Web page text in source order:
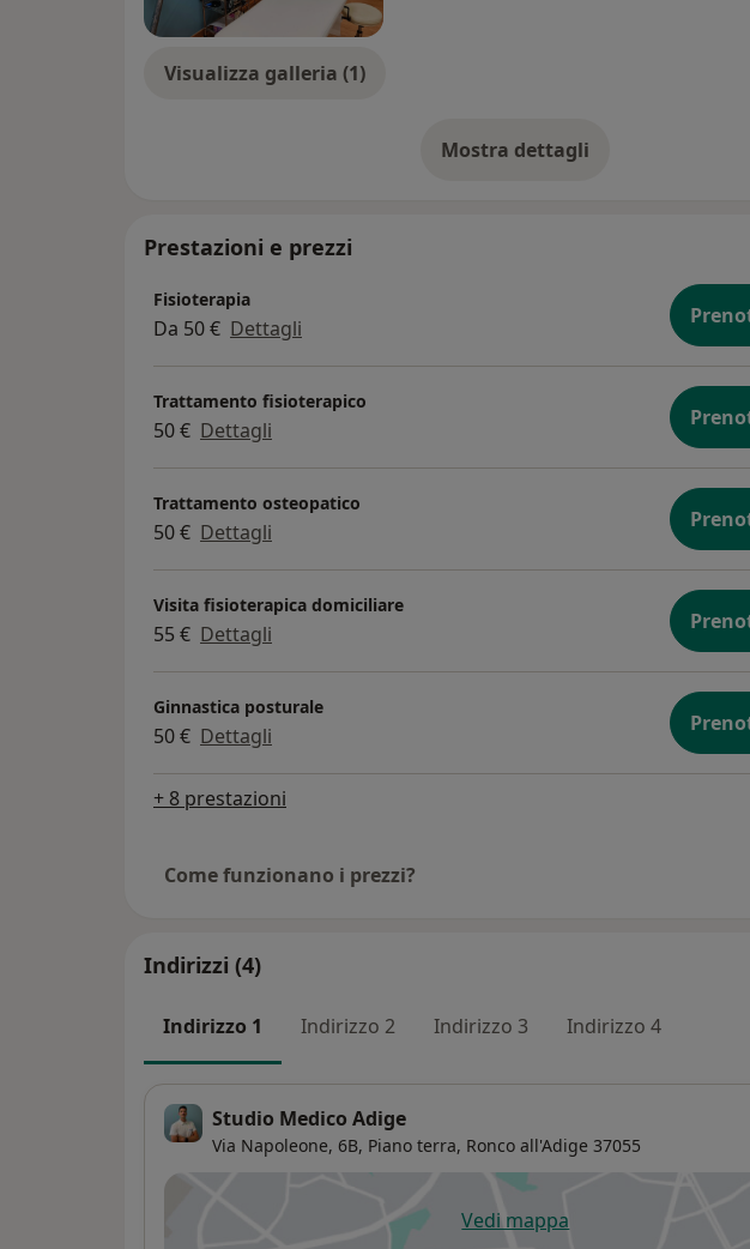
Visualizza galleria (1)
Mostra dettagli
sull'esperienza
Prestazioni e prezzi
Fisioterapia
Da 50 € Dettagli
Trattamento fisioterapico
50 € Dettagli
Trattamento osteopatico
50 € Dettagli
Visita fisioterapica domiciliare
55 € Dettagli
Ginnastica posturale
50 € Dettagli
+ 8 prestazioni
Come funzionano i prezzi?
Indirizzi (4)
Indirizzo 1 Indirizzo 2 Indirizzo 3 Indirizzo 4
Studio Medico Adige
Via Napoleone, 6B, Piano terra, Ronco all'Adige 37055
Vedi mappasi apre in una nuova